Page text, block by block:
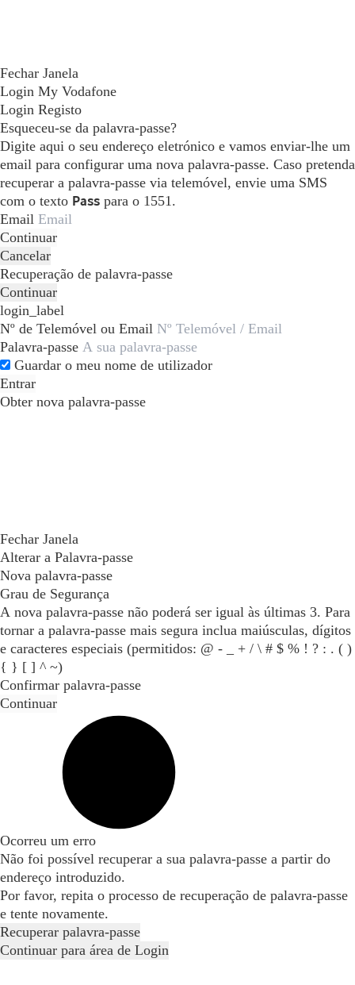
Fechar Janela
Login My Vodafone
Login Registo
Esqueceu-se da palavra-passe?
Digite aqui o seu endereço eletrónico e vamos enviar-lhe um
email para configurar uma nova palavra-passe. Caso pretenda
recuperar a palavra-passe via telemóvel, envie uma SMS
com o texto Pass para o 1551.
Email
Continuar
Cancelar
Recuperação de palavra-passe
Continuar
login_label
Nº de Telemóvel ou Email
Palavra-passe
Guardar o meu nome de utilizador
Entrar
Obter nova palavra-passe
Fechar Janela
Alterar a Palavra-passe
Nova palavra-passe
Grau de Segurança
A nova palavra-passe não poderá ser igual às últimas 3. Para
tornar a palavra-passe mais segura inclua maiúsculas, dígitos
e caracteres especiais (permitidos: @ - _ + / \ # $ % ! ? : . ( )
{ } [ ] ^ ~)
Confirmar palavra-passe
Continuar
Ocorreu um erro
Não foi possível recuperar a sua palavra-passe a partir do
endereço introduzido.
Por favor, repita o processo de recuperação de palavra-passe
e tente novamente.
Recuperar palavra-passe
Continuar para área de Login